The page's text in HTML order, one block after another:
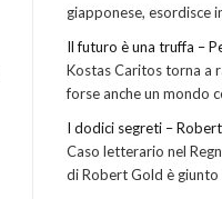
giapponese, esordisce
Il futuro è una truffa –
Kostas Caritos torna a
forse anche un mondo
I dodici segreti –
Caso letterario nel
di Robert Gold è